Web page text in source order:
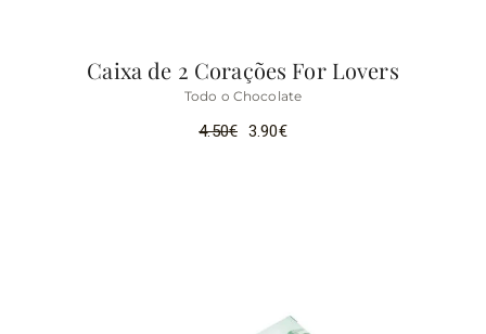
Caixa de 2 Corações For Lovers
Todo o Chocolate
4.50€ 3.90€